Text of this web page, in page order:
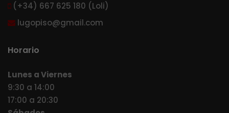
(+34) 667 625 180 (Loli)
lugopiso@gmail.com
Horario
Lunes a Viernes
9:30 a 14:00
17:00 a 20:30